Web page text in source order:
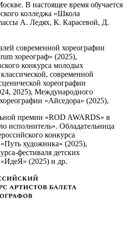
В настоящее время обучается
колледжа «Школа
А. Ледях, К. Карасевой, Д.
современной хореографии
хореограф» (2025),
конкурса молодых
современной
хореографии
2025), Международного
«Айседора» (2025),
премии «ROD AWARDS» в
исполнитель». Обладательница
конкурса
художника» (2025),
фестиваля детских
«ИдеЯ» (2025) и др.